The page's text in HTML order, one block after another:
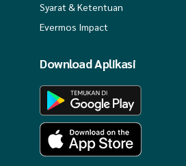
Syarat & Ketentuan
Evermos Impact
Download Aplikasi